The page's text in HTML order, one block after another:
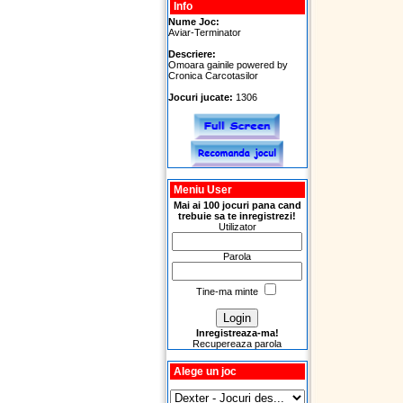
Info
Nume Joc:
Aviar-Terminator
Descriere:
Omoara gainile powered by
Cronica Carcotasilor
Jocuri jucate: 1306
Meniu User
Mai ai 100 jocuri pana cand
trebuie sa te inregistrezi!
Utilizator
Parola
Tine-ma minte
Inregistreaza-ma!
Recupereaza parola
Alege un joc